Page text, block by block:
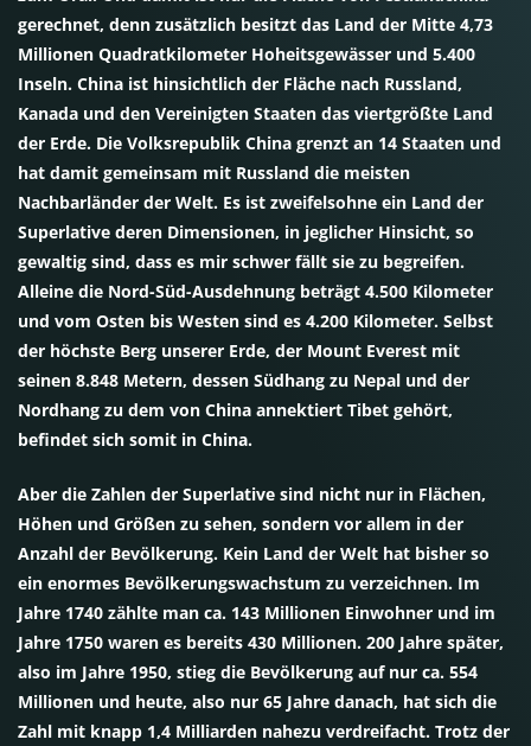
gerechnet, denn zusätzlich besitzt das Land der Mitte 4,73
Millionen Quadratkilometer Hoheitsgewässer und 5.400
Inseln. China ist hinsichtlich der Fläche nach Russland,
Kanada und den Vereinigten Staaten das viertgrößte Land
der Erde. Die Volksrepublik China grenzt an 14 Staaten und
hat damit gemeinsam mit Russland die meisten
Nachbarländer der Welt. Es ist zweifelsohne ein Land der
Superlative deren Dimensionen, in jeglicher Hinsicht, so
gewaltig sind, dass es mir schwer fällt sie zu begreifen.
Alleine die Nord-Süd-Ausdehnung beträgt 4.500 Kilometer
und vom Osten bis Westen sind es 4.200 Kilometer. Selbst
der höchste Berg unserer Erde, der Mount Everest mit
seinen 8.848 Metern, dessen Südhang zu Nepal und der
Nordhang zu dem von China annektiert Tibet gehört,
befindet sich somit in China.
Aber die Zahlen der Superlative sind nicht nur in Flächen,
Höhen und Größen zu sehen, sondern vor allem in der
Anzahl der Bevölkerung. Kein Land der Welt hat bisher so
ein enormes Bevölkerungswachstum zu verzeichnen. Im
Jahre 1740 zählte man ca. 143 Millionen Einwohner und im
Jahre 1750 waren es bereits 430 Millionen. 200 Jahre später,
also im Jahre 1950, stieg die Bevölkerung auf nur ca. 554
Millionen und heute, also nur 65 Jahre danach, hat sich die
Zahl mit knapp 1,4 Milliarden nahezu verdreifacht. Trotz der